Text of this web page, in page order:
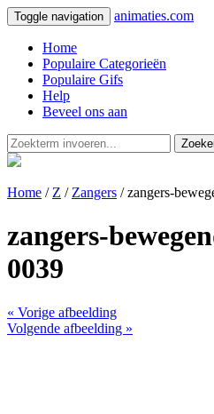
Toggle navigation animaties.com
Home
Populaire Categorieën
Populaire Gifs
Help
Beveel ons aan
Home / Z / Zangers / zangers-
zangers-
0039
« Vorige afbeelding
Volgende afbeelding »